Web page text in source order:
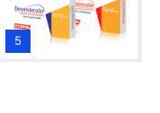
5